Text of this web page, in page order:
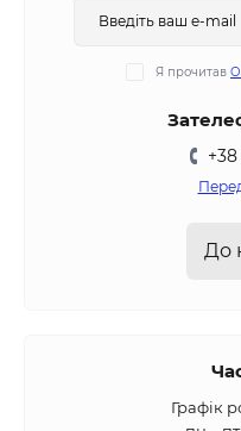
Я прочитав
+38
До
Графік